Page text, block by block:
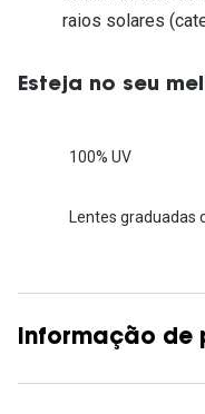
raios solares
Esteja no seu
100% UV
Lentes graduadas
Informação de